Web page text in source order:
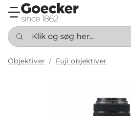
Klik og søg her...
Objektiver Fuji objektiver